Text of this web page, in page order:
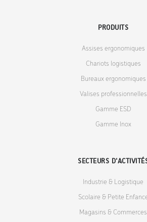
PRODUITS
Assises ergonomiques
Chariots logistiques
Bureaux ergonomiques
Valises professionnelles
Gamme ESD
Gamme Inox
SECTEURS
Industrie & Logistique
Scolaire & Petite
Magasins & Commerces